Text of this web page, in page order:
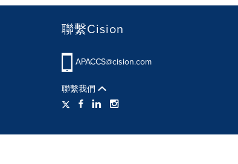
聯繫Cision
APACCS@cision.com
聯繫我們